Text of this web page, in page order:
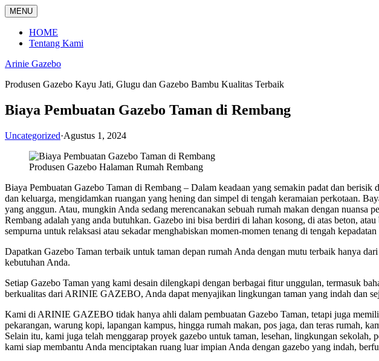
Langsung
ke
konten
MENU
HOME
Tentang Kami
Arinie Gazebo
Produsen Gazebo Kayu Jati, Glugu dan Gazebo Bambu Kualitas Terbaik
Biaya Pembuatan Gazebo Taman di Rembang
Uncategorized·Agustus 1, 2024
Produsen Gazebo Halaman Rumah Rembang
Biaya Pembuatan Gazebo Taman di Rembang – Dalam keadaan yang semakin padat dan
dan keluarga, mengidamkan ruangan yang hening dan simpel di tengah keramaian perkotaan.
yang anggun. Atau, mungkin Anda sedang merencanakan sebuah rumah makan dengan nuansa
Rembang adalah yang anda butuhkan. Gazebo ini bisa berdiri di lahan kosong, di atas beton,
sempurna untuk relaksasi atau sekadar menghabiskan momen-momen tenang di tengah kepadatan
Dapatkan Gazebo Taman terbaik untuk taman depan rumah Anda dengan mutu terbaik hanya
kebutuhan Anda.
Setiap Gazebo Taman yang kami desain dilengkapi dengan berbagai fitur unggulan, termasuk
berkualitas dari ARINIE GAZEBO, Anda dapat menyajikan lingkungan taman yang indah dan
Kami di ARINIE GAZEBO tidak hanya ahli dalam pembuatan Gazebo Taman, tetapi juga
pekarangan, warung kopi, lapangan kampus, hingga rumah makan, pos jaga, dan teras rumah,
Selain itu, kami juga telah menggarap proyek gazebo untuk taman, lesehan, lingkungan
kami siap membantu Anda menciptakan ruang luar impian Anda dengan gazebo yang indah,